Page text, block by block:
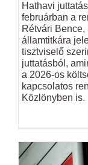
Hathavi
februárban a
Rétvári
államtitkára
tisztviselő
juttatásból,
a 2026-os
kapcsolatos
Közlönyben is.